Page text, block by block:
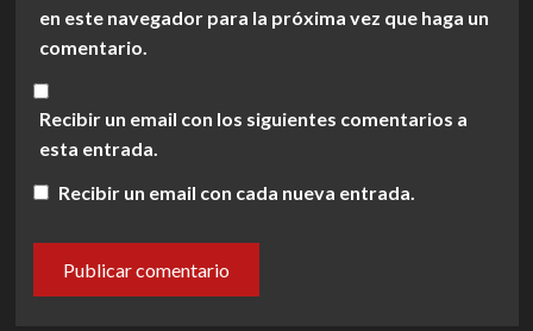
en este navegador para la próxima vez que haga un
comentario.
Recibir un email con los siguientes comentarios a
esta entrada.
Recibir un email con cada nueva entrada.